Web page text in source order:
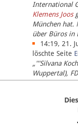
International
Klemens Joos
München hat.
über Büros in
14:19, 21.
löschte Seite
„'''Silvana
Wuppertal),
Europäischen